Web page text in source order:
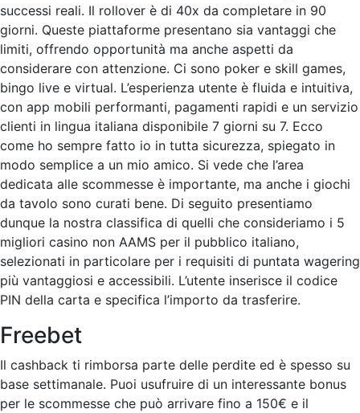
successi reali. Il rollover è di 40x da completare in 90
giorni. Queste piattaforme presentano sia vantaggi che
limiti, offrendo opportunità ma anche aspetti da
considerare con attenzione. Ci sono poker e skill games,
bingo live e virtual. L’esperienza utente è fluida e intuitiva,
con app mobili performanti, pagamenti rapidi e un servizio
clienti in lingua italiana disponibile 7 giorni su 7. Ecco
come ho sempre fatto io in tutta sicurezza, spiegato in
modo semplice a un mio amico. Si vede che l’area
dedicata alle scommesse è importante, ma anche i giochi
da tavolo sono curati bene. Di seguito presentiamo
dunque la nostra classifica di quelli che consideriamo i 5
migliori casino non AAMS per il pubblico italiano,
selezionati in particolare per i requisiti di puntata wagering
più vantaggiosi e accessibili. L’utente inserisce il codice
PIN della carta e specifica l’importo da trasferire.
Freebet
Il cashback ti rimborsa parte delle perdite ed è spesso su
base settimanale. Puoi usufruire di un interessante bonus
per le scommesse che può arrivare fino a 150€ e il